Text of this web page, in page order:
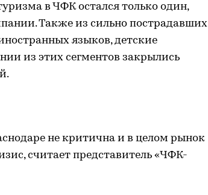
в ЧФК остался только один,
Также из сильно пострадавших
языков, детские
из этих сегментов закрылись
не критична и в целом рынок
считает представитель «ЧФК-